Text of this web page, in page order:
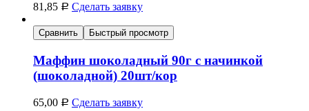
81,85 Р Сделать заявку
Сравнить Быстрый просмотр
Маффин шоколадный 90г с начинкой
(шоколадной) 20шт/кор
65,00 Р Сделать заявку